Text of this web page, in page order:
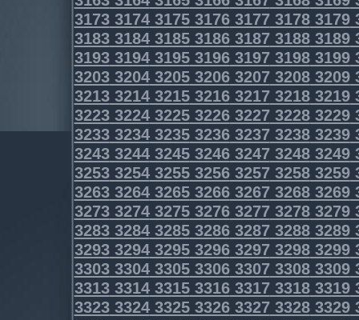
3173317431753176317731783179
3183318431853186318731883189
3193319431953196319731983199
3203320432053206320732083209
3213321432153216321732183219
3223322432253226322732283229
3233323432353236323732383239
3243324432453246324732483249
3253325432553256325732583259
3263326432653266326732683269
3273327432753276327732783279
3283328432853286328732883289
3293329432953296329732983299
3303330433053306330733083309
3313331433153316331733183319
3323332433253326332733283329